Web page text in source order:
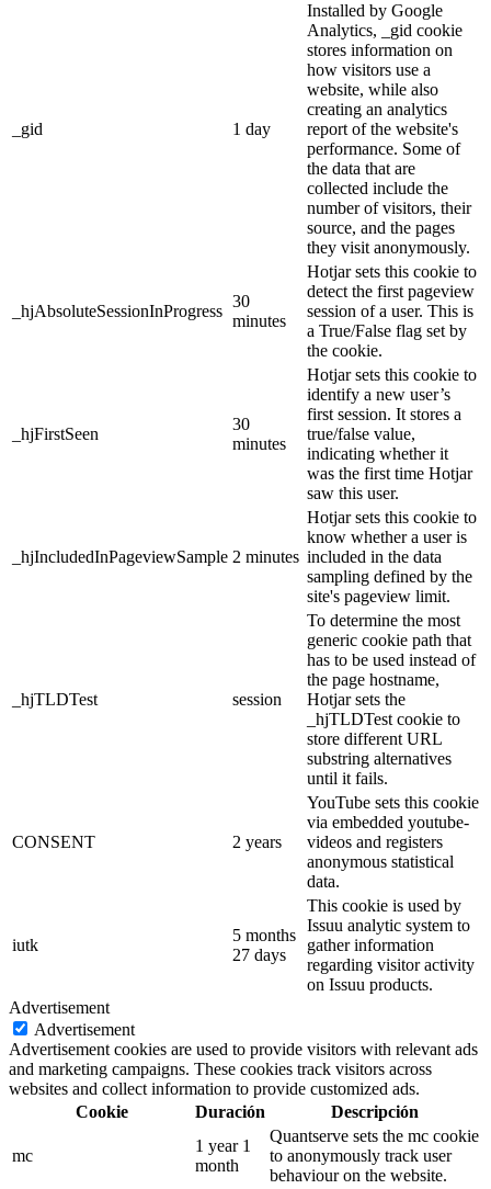
_gid 1 day
Installed by Google
Analytics, _gid cookie
stores information on
how visitors use a
website, while also
creating an analytics
report of the website's
performance. Some of
the data that are
collected include the
number of visitors, their
source, and the pages
they visit anonymously.
_hjAbsoluteSessionInProgress
30
minutes
Hotjar sets this cookie to
detect the first pageview
session of a user. This is
a True/False flag set by
the cookie.
_hjFirstSeen
30
minutes
Hotjar sets this cookie to
identify a new user’s
first session. It stores a
true/false value,
indicating whether it
was the first time Hotjar
saw this user.
_hjIncludedInPageviewSample 2 minutes
Hotjar sets this cookie to
know whether a user is
included in the data
sampling defined by the
site's pageview limit.
_hjTLDTest session
To determine the most
generic cookie path that
has to be used instead of
the page hostname,
Hotjar sets the
_hjTLDTest cookie to
store different URL
substring alternatives
until it fails.
CONSENT 2 years
YouTube sets this cookie
via embedded youtube-
videos and registers
anonymous statistical
data.
iutk
5 months
27 days
This cookie is used by
Issuu analytic system to
gather information
regarding visitor activity
on Issuu products.
Advertisement
Advertisement
Advertisement cookies are used to provide visitors with relevant ads
and marketing campaigns. These cookies track visitors across
websites and collect information to provide customized ads.
Cookie
Duración Descripción
mc
1 year 1
month
Quantserve sets the mc cookie
to anonymously track user
behaviour on the website.